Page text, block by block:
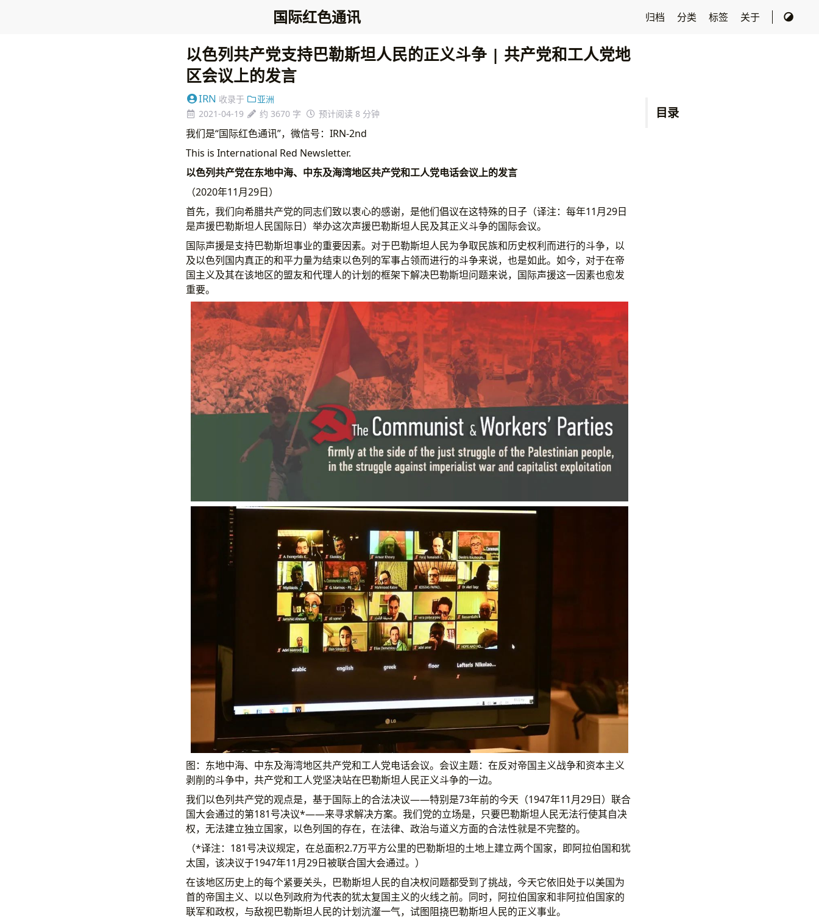
国际红色通讯 归档 分类 标签 关于
目录
以色列共产党支持巴勒斯坦人民的正义斗争 | 共产党和工人党地
区会议上的发言
IRN 收录于
亚洲
2021-04-19
约 3670 字 预计阅读 8 分钟
我们是“国际红色通讯”，微信号：IRN-2nd
This is International Red Newsletter.
以色列共产党在东地中海、中东及海湾地区共产党和工人党电话会议上的发言
（2020年11月29日）
首先，我们向希腊共产党的同志们致以衷心的感谢，是他们倡议在这特殊的日子（译注：每年11月29日
是声援巴勒斯坦人民国际日）举办这次声援巴勒斯坦人民及其正义斗争的国际会议。
国际声援是支持巴勒斯坦事业的重要因素。对于巴勒斯坦人民为争取民族和历史权利而进行的斗争，以
及以色列国内真正的和平力量为结束以色列的军事占领而进行的斗争来说，也是如此。如今，对于在帝
国主义及其在该地区的盟友和代理人的计划的框架下解决巴勒斯坦问题来说，国际声援这一因素也愈发
重要。
图：东地中海、中东及海湾地区共产党和工人党电话会议。会议主题：在反对帝国主义战争和资本主义
剥削的斗争中，共产党和工人党坚决站在巴勒斯坦人民正义斗争的一边。
我们以色列共产党的观点是，基于国际上的合法决议——特别是73年前的今天（1947年11月29日）联合
国大会通过的第181号决议*——来寻求解决方案。我们党的立场是，只要巴勒斯坦人民无法行使其自决
权，无法建立独立国家，以色列国的存在，在法律、政治与道义方面的合法性就是不完整的。
（*译注：181号决议规定，在总面积2.7万平方公里的巴勒斯坦的土地上建立两个国家，即阿拉伯国和犹
太国，该决议于1947年11月29日被联合国大会通过。）
在该地区历史上的每个紧要关头，巴勒斯坦人民的自决权问题都受到了挑战，今天它依旧处于以美国为
首的帝国主义、以以色列政府为代表的犹太复国主义的火线之前。同时，阿拉伯国家和非阿拉伯国家的
联军和政权，与敌视巴勒斯坦人民的计划沆瀣一气，试图阻挠巴勒斯坦人民的正义事业。